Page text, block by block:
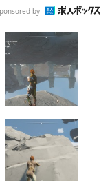
by